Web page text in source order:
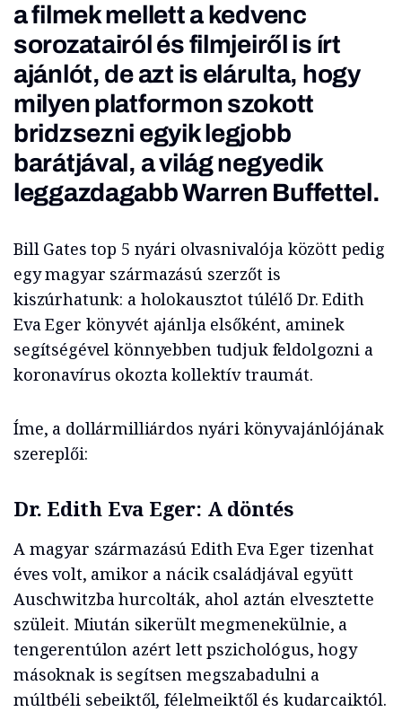
a filmek mellett a kedvenc
sorozatairól és filmjeiről is írt
ajánlót, de azt is elárulta, hogy
milyen platformon szokott
bridzsezni egyik legjobb
barátjával, a világ negyedik
leggazdagabb Warren Buffettel.
Bill Gates top 5 nyári olvasnivalója között pedig
egy magyar származású szerzőt is
kiszúrhatunk: a holokausztot túlélő Dr. Edith
Eva Eger könyvét ajánlja elsőként, aminek
segítségével könnyebben tudjuk feldolgozni a
koronavírus okozta kollektív traumát.
Íme, a dollármilliárdos nyári könyvajánlójának
szereplői:
Dr. Edith Eva Eger: A döntés
A magyar származású Edith Eva Eger tizenhat
éves volt, amikor a nácik családjával együtt
Auschwitzba hurcolták, ahol aztán elvesztette
szüleit. Miután sikerült megmenekülnie, a
tengerentúlon azért lett pszichológus, hogy
másoknak is segítsen megszabadulni a
múltbéli sebeiktől, félelmeiktől és kudarcaiktól.